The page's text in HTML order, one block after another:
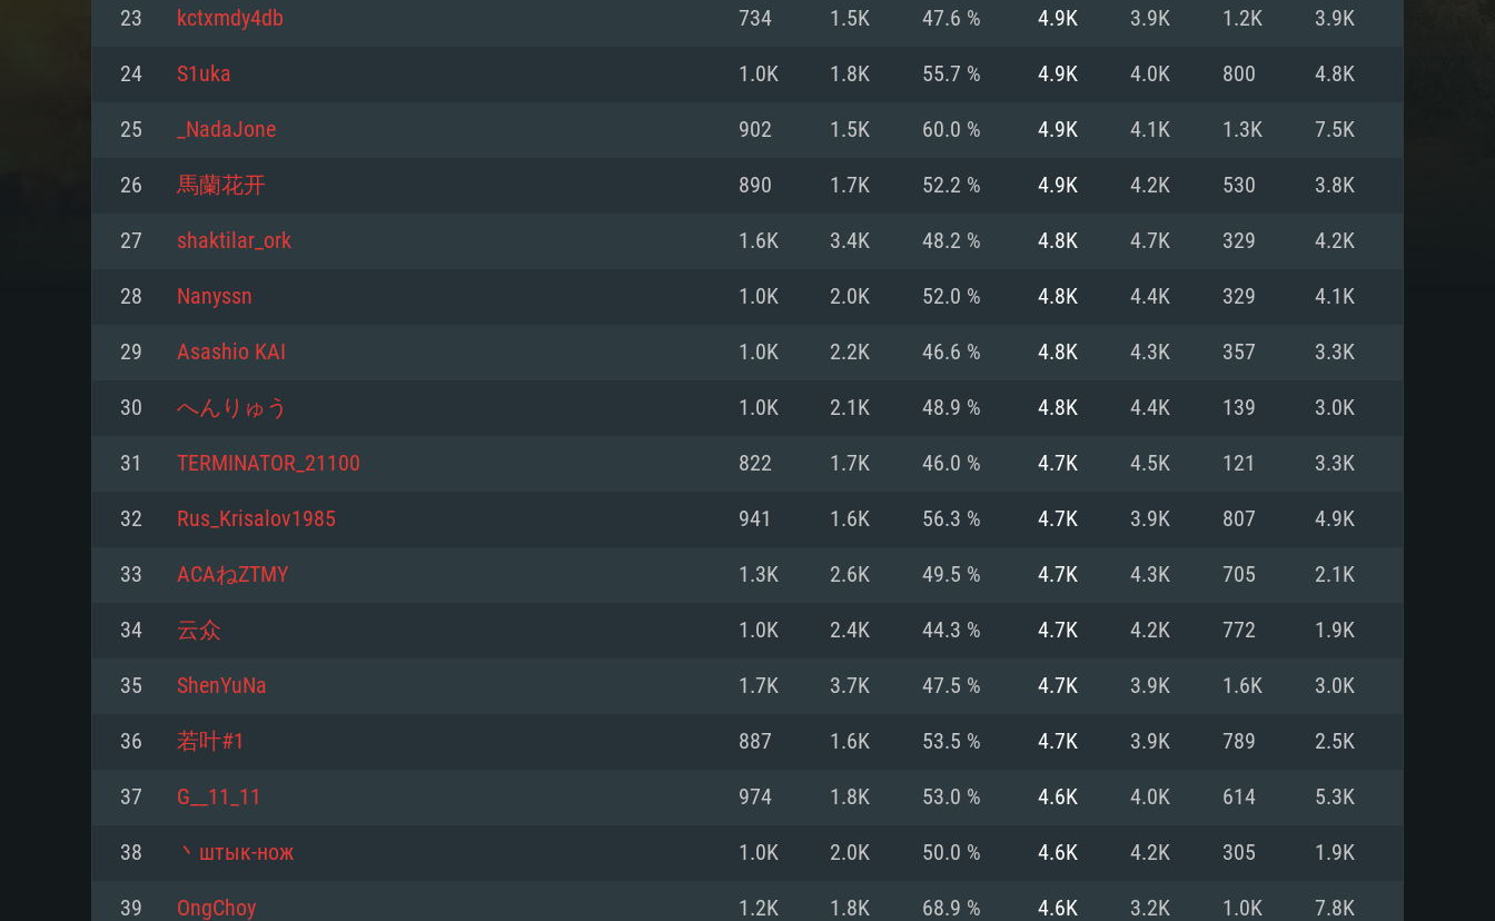
시스템 요구사항
PC MAC Linux
최소사양
운영체제: Windows 10 (64 bit)
프로세서: 2.2 GHz 듀얼코어 이상
메모리: 4GB
그래픽 카드: DirectX 11 이상을 지원하는 AMD
해상도: 720p
네트워크: 브로드밴드 인터넷
여유 저장 공간: 22.1 GB (최소 클라이언트)
권장 사양
운영체제: Windows 10/11 (64 bit)
프로세서: Intel Core i5 또는 Ryzen 5 3600 이상
메모리: 16 GB 이상
그래픽 카드: DirectX 11 이상을 지원하는 Nvidia
최소사양
운영체제: Mac OS Big Sur 11.0
프로세서: 최소 2.2 GHz의 Core i5 (Intel Xeon 은 지
(Mac), 혹은 이와 비슷한 성능을 가지는 Mac 버전
의 AMD/Nvidia. 최소 해상도: 720p
네트워크: 브로드밴드 인터넷
여유 저장 공간: 22.1 GB (최소 클라이언트)
권장 사양
운영체제: Mac OS Big Sur 11.0
프로세서: Core i7 (Intel Xeon 은 지원하지 않습니
상
네트워크: 브로드밴드 인터넷
여유 저장 공간: 62.2 GB (전체 클라이언트)
최소사양
운영체제: 64bit Linux 중 최신 버전
프로세서: 2.4 GHz 듀얼코어
메모리: 4 GB
그래픽 카드: Vulkan 을 지원하고, 최신 그래픽 드라
와 동급의 성능을 가지며 최신 그래픽 드라이버를
지원하는 AMD (6개월 미만; 최소사양 지원 해상도
권장 사양
운영체제: Ubuntu 20.04 64bit
프로세서: Intel Core i7
메모리: 16 GB
그래픽 카드: Vulkan 을 지원하고, 최신 그래픽 드라
와 동급의 성능을 가지며 최신 그래픽 드라이버를
지원하는 AMD RX 570 (6개월 미만; 최소사양 지원
23 kctxmdy4db 734 1.5K 47.6 % 4.9K 3.9K 1.2K 3.9K
24 S1uka 1.0K 1.8K 55.7 % 4.9K 4.0K 800 4.8K
25 _NadaJone 902 1.5K 60.0 % 4.9K 4.1K 1.3K 7.5K
26 馬蘭花开 890 1.7K 52.2 % 4.9K 4.2K 530 3.8K
27 shaktilar_ork 1.6K 3.4K 48.2 % 4.8K 4.7K 329 4.2K
28 Nanyssn 1.0K 2.0K 52.0 % 4.8K 4.4K 329 4.1K
29 Asashio KAI 1.0K 2.2K 46.6 % 4.8K 4.3K 357 3.3K
30 へんりゅう 1.0K 2.1K 48.9 % 4.8K 4.4K 139 3.0K
31 TERMINATOR_21100 822 1.7K 46.0 % 4.7K 4.5K 121 3.3K
32 Rus_Krisalov1985 941 1.6K 56.3 % 4.7K 3.9K 807 4.9K
33 ACAねZTMY 1.3K 2.6K 49.5 % 4.7K 4.3K 705 2.1K
34 云众 1.0K 2.4K 44.3 % 4.7K 4.2K 772 1.9K
35 ShenYuNa 1.7K 3.7K 47.5 % 4.7K 3.9K 1.6K 3.0K
36 若叶#1 887 1.6K 53.5 % 4.7K 3.9K 789 2.5K
37 G__11_11 974 1.8K 53.0 % 4.6K 4.0K 614 5.3K
38 丶штык-нож 1.0K 2.0K 50.0 % 4.6K 4.2K 305 1.9K
39 OngChoy 1.2K 1.8K 68.9 % 4.6K 3.2K 1.0K 7.8K